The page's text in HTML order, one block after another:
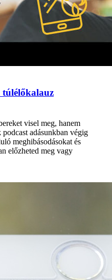
túlélőkalauz
visel meg, hanem
adásunkban végig
meghibásodásokat és
előzheted meg vagy